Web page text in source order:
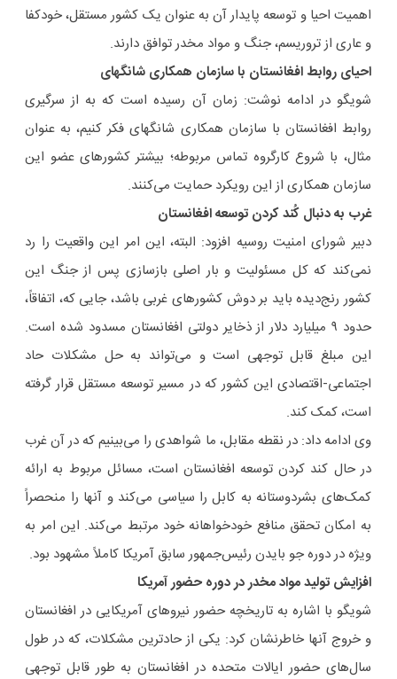
اهمیت احیا و توسعه پایدار آن به عنوان یک کشور مستقل، خودکفا
و عاری از تروریسم، جنگ و مواد مخدر توافق دارند.
احیای روابط افغانستان با سازمان همکاری شانگهای
شویگو در ادامه نوشت:‌ زمان آن رسیده است که به از سرگیری
روابط افغانستان با سازمان همکاری شانگهای فکر کنیم، به عنوان
مثال، با شروع کارگروه تماس مربوطه؛ بیشتر کشورهای عضو این
سازمان همکاری از این رویکرد حمایت می‌کنند.
غرب به دنبال کُند کردن توسعه افغانستان
دبیر شورای امنیت روسیه افزود: البته، این امر این واقعیت را رد
نمی‌کند که کل مسئولیت و بار اصلی بازسازی پس از جنگ این
کشور رنج‌دیده باید بر دوش کشورهای غربی باشد، جایی که، اتفاقاً،
حدود ۹ میلیارد دلار از ذخایر دولتی افغانستان مسدود شده است.
این مبلغ قابل توجهی است و می‌تواند به حل مشکلات حاد
اجتماعی-اقتصادی این کشور که در مسیر توسعه مستقل قرار گرفته
است، کمک کند.
وی ادامه داد: در نقطه مقابل، ما شواهدی را می‌بینیم که در آن غرب
در حال کند کردن توسعه افغانستان است، مسائل مربوط به ارائه
کمک‌های بشردوستانه به کابل را سیاسی می‌کند و آنها را منحصراً
به امکان تحقق منافع خودخواهانه خود مرتبط می‌کند. این امر به
ویژه در دوره جو بایدن رئیس‌جمهور سابق آمریکا کاملاً مشهود بود.
افزایش تولید مواد مخدر در دوره حضور آمریکا
شویگو با اشاره به تاریخچه حضور نیروهای آمریکایی در افغانستان
و خروج آنها خاطرنشان کرد:‌ یکی از حادترین مشکلات، که در طول
سال‌های حضور ایالات متحده در افغانستان به طور قابل توجهی